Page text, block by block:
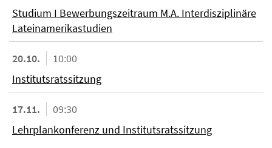
Studium I Bewerbungszeitraum M.A. Interdisziplinäre
Lateinamerikastudien
20.10.
10:00
Institutsratssitzung
17.11.
09:30
Lehrplankonferenz und Institutsratssitzung